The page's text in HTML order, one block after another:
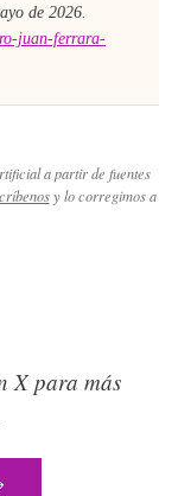
de 2026.
juan-ferrara-
a partir de fuentes
y lo corregimos a
X para más